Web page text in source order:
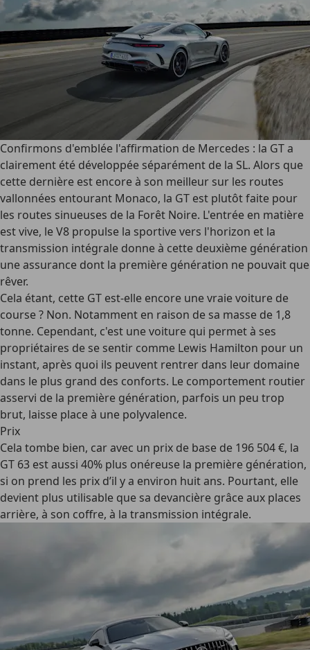
Confirmons d'emblée l'affirmation de Mercedes : la GT a
clairement été développée séparément de la SL. Alors que
cette dernière est encore à son meilleur sur les routes
vallonnées entourant Monaco, la GT est plutôt faite pour
les routes sinueuses de la Forêt Noire. L'entrée en matière
est vive, le V8 propulse la sportive vers l'horizon et la
transmission intégrale donne à cette deuxième génération
une assurance dont la première génération ne pouvait que
rêver.
Cela étant, cette GT est-elle encore une vraie voiture de
course ? Non. Notamment en raison de sa masse de 1,8
tonne. Cependant, c'est une voiture qui permet à ses
propriétaires de se sentir comme Lewis Hamilton pour un
instant, après quoi ils peuvent rentrer dans leur domaine
dans le plus grand des conforts. Le comportement routier
asservi de la première génération, parfois un peu trop
brut, laisse place à une polyvalence.
Prix
Cela tombe bien, car avec un prix de base de 196 504 €, la
GT 63 est aussi 40% plus onéreuse la première génération,
si on prend les prix d’il y a environ huit ans. Pourtant, elle
devient plus utilisable que sa devancière grâce aux places
arrière, à son coffre, à la transmission intégrale.